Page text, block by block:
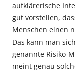
aufklärerische
gut vorstellen,
Menschen einen
Das kann man
genannte Risiko-
meint genau